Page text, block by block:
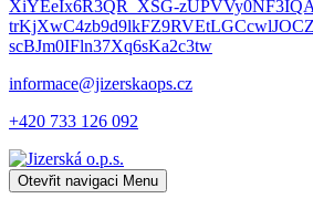
XiYEeIx6R3QR_XSG-
scBJm0IFln37Xq6sKa2c3tw
informace@jizerskaops.cz
+420 733 126 092
Otevřit navigaci Menu